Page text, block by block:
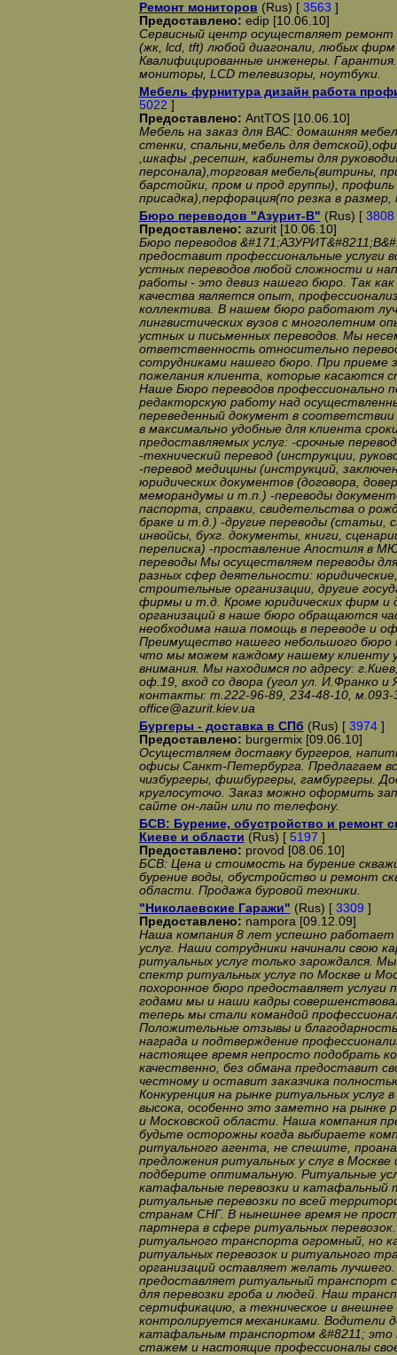
Ремонт мониторов (Rus) [ 3563 ]
Предоставлено: edip [10.06.10]
Сервисный центр осуществляет ремонт
(жк, lcd, tft) любой диагонали, любых
Квалифицированные инженеры.
мониторы, LCD телевизоры, ноутбуки.
Мебель фурнитура дизайн работа
5022 ]
Предоставлено: AntTOS [10.06.10]
Мебель на заказ для ВАС: домашняя
стенки, спальни,мебель для
,шкафы ,ресепшн, кабинеты для
персонала),торговая мебель(витрины,
барстойки, пром и прод группы), профиль
присадка),перфорация(по резка в размер,
Бюро переводов "Азурит-В" (Rus) [ 3808
Предоставлено: azurit [10.06.10]
Бюро переводов
предоставит профессиональные услуги
устных переводов любой сложности и
работы - это девиз нашего бюро. Так как
качества является опыт,
коллектива. В нашем бюро работают
лингвистических вузов с многолетним
устных и письменных переводов. Мы
ответственность относительно
сотрудниками нашего бюро. При приеме
пожелания клиента, которые касаются
Наше Бюро переводов профессионально
редакторскую работу над
переведенный документ в
в максимально удобные для клиента
предоставляемых услуг: -срочные
-технический перевод (инструкции,
-перевод медицины (инструкций,
юридических документов (договора,
меморандумы и т.п.) -переводы
паспорта, справки, свидетельства о
браке и т.д.) -другие переводы (статьи,
инвойсы, бухг. документы, книги,
переписка) -проставление Апостиля в
переводы Мы осуществляем переводы
разных сфер деятельности:
строительные организации, другие
фирмы и т.д. Кроме юридических фирм и
организаций в наше бюро обращаются
необходима наша помощь в переводе и
Преимущество нашего небольшого бюро
что мы можем каждому нашему клиенту
внимания. Мы находимся по адресу:
оф.19, вход со двора (угол ул. И.Франко
контакты: т.222-96-89, 234-48-10, м.093-
office@azurit.kiev.ua
Бургеры - доставка в СПб (Rus) [ 3974]
Предоставлено: burgermix [09.06.10]
Осуществляем доставку бургеров,
офисы Санкт-Петербурга. Предлагаем
чизбургеры, фишбургеры, гамбургеры.
круглосуточо. Заказ можно оформить
сайте он-лайн или по телефону.
БСВ: Бурение, обустройство и ремонт
Киеве и области (Rus) [ 5197 ]
Предоставлено: provod [08.06.10]
БСВ: Цена и стоимость на бурение
бурение воды, обустройство и ремонт
области. Продажа буровой техники.
"Николаевские Гаражи" (Rus) [ 3309 ]
Предоставлено: nampora [09.12.09]
Наша компания 8 лет успешно работает
услуг. Наши сотрудники начинали свою
ритуальных услуг только зарождался.
спектр ритуальных услуг по Москве и
похоронное бюро предоставляет услуги
годами мы и наши кадры
теперь мы стали командой
Положительные отзывы и
награда и подтверждение
настоящее время непросто подобрать
качественно, без обмана предоставит
честному и оставит заказчика
Конкуренция на рынке ритуальных услуг
высока, особенно это заметно на рынке
и Московской области. Наша компания
будьте осторожны когда выбираете
ритуального агента, не спешите,
предложения ритуальных у слуг в
подберите оптимальную. Ритуальные
катафальные перевозки и
ритуальные перевозки по всей
странам СНГ. В нынешнее время не
партнера в сфере ритуальных
ритуального транспорта огромный, но
ритуальных перевозок и ритуального
организаций оставляет желать
предоставляет ритуальный транспорт
для перевозки гроба и людей. Наш
сертификацию, а техническое и внешнее
контролируется механиками. Водители
катафальным транспортом &#8211; это
стажем и настоящие профессионалы